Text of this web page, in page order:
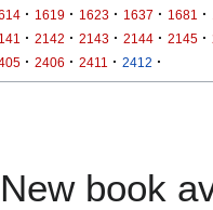
· 1619 · 1623 · 1637 · 1681 ·
· 2142 · 2143 · 2144 · 2145 ·
· 2406 · 2411 · 2412 ·
New book